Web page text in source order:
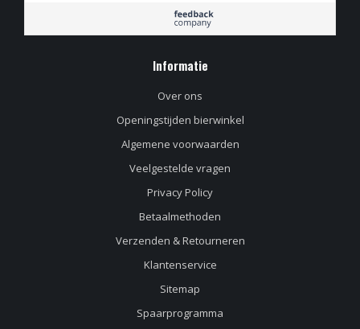
recommended!
Informatie
Over ons
Openingstijden bierwinkel
Algemene voorwaarden
Veelgestelde vragen
Privacy Policy
Betaalmethoden
Verzenden & Retourneren
Klantenservice
Sitemap
Spaarprogramma